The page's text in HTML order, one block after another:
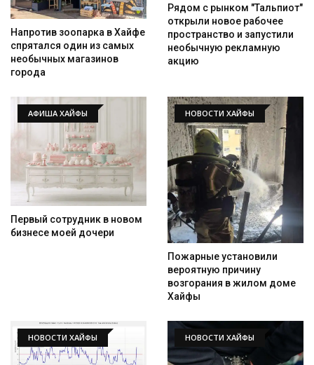
Напротив зоопарка в Хайфе
спрятался один из самых
необычных магазинов
города
Рядом с рынком "Тальпиот"
открыли новое рабочее
пространство и запустили
необычную рекламную
акцию
АФИША ХАЙФЫ
Первый сотрудник в новом
бизнесе моей дочери
НОВОСТИ ХАЙФЫ
Пожарные установили
вероятную причину
возгорания в жилом доме
Хайфы
НОВОСТИ ХАЙФЫ НОВОСТИ ХАЙФЫ